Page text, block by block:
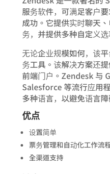
服务软件，可满足客户
成功。它提供实时聊天
务，并提供多种自定义选
无论企业规模如何，该
务工具。该解决方案还
前端门户。Zendesk 与
Salesforce 等流行应用
多种语言，以避免语言障
优点
设置简单
票务管理和自动化工作流
全渠道支持